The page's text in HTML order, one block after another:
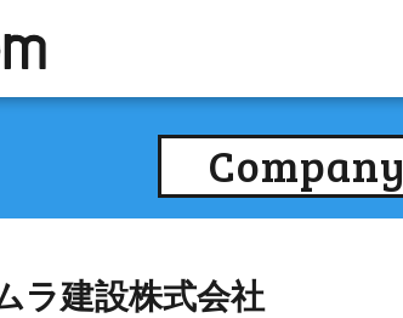
Company
ラ建設株式会社